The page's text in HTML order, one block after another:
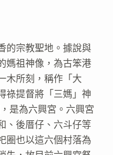
的宗教聖地。據說與
媽祖神像，為古笨港
木所刻，稱作「大
祿提督將「三媽」神
是為六興宮。六興宮
、後厝仔、六斗仔等
圈也以這六個村落為